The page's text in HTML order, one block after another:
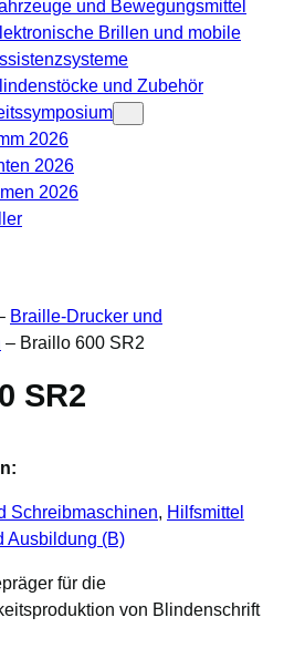
und Bewegungsmittel
Brillen und mobile
und Zubehör
2026
2026
2026
Braille-Drucker und
– Braillo 600 SR2
SR2
Schreibmaschinen, Hilfsmittel
Ausbildung (B)
für die
von Blindenschrift